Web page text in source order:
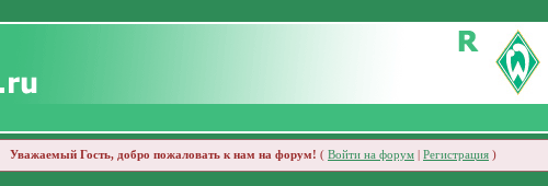
Уважаемый Гость, добро пожаловать к нам на форум! ( Войти на форум Регистрация )